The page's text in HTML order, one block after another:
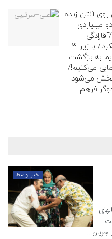
آنتن زنده
میلیاردی
کارگردان #شهرک هیچ کمکی به ما نکرد!/ با زیر ۳
به بازگشت
را در فجر۴۲ رونمایی می‌کنیم!/
پخش می‌شود
فراهم
خبر وسط